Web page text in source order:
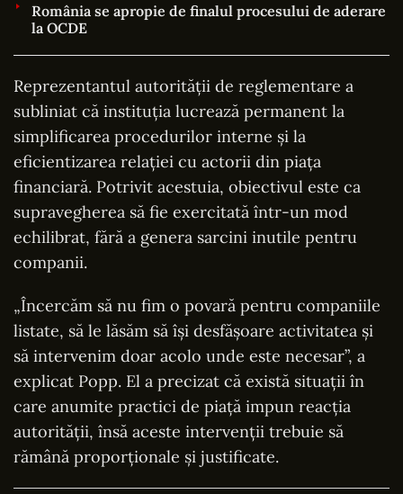
România se apropie de finalul procesului de aderare
la OCDE
Reprezentantul autorității de reglementare a
subliniat că instituția lucrează permanent la
simplificarea procedurilor interne și la
eficientizarea relației cu actorii din piața
financiară. Potrivit acestuia, obiectivul este ca
supravegherea să fie exercitată într-un mod
echilibrat, fără a genera sarcini inutile pentru
companii.
„Încercăm să nu fim o povară pentru companiile
listate, să le lăsăm să își desfășoare activitatea și
să intervenim doar acolo unde este necesar”, a
explicat Popp. El a precizat că există situații în
care anumite practici de piață impun reacția
autorității, însă aceste intervenții trebuie să
rămână proporționale și justificate.